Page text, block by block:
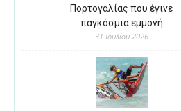
Πορτογαλίας που έγινε
παγκόσμια εμμονή
31 Ιουλίου 2026